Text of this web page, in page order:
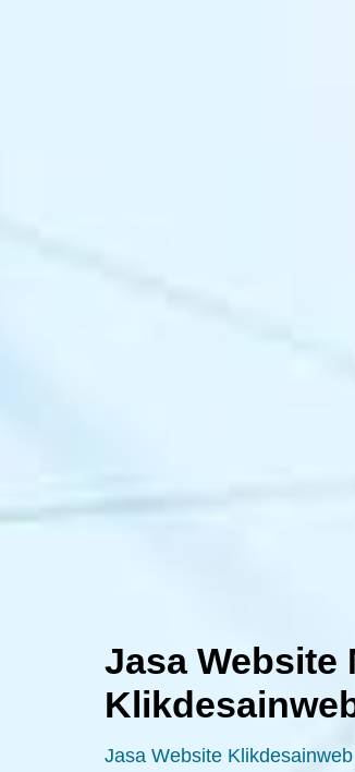
Jasa Website
Jasa Website Klikdesainweb